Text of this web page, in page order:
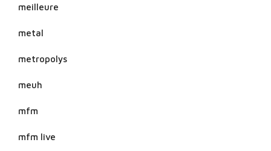
meilleure
metal
metropolys
meuh
mfm
mfm live